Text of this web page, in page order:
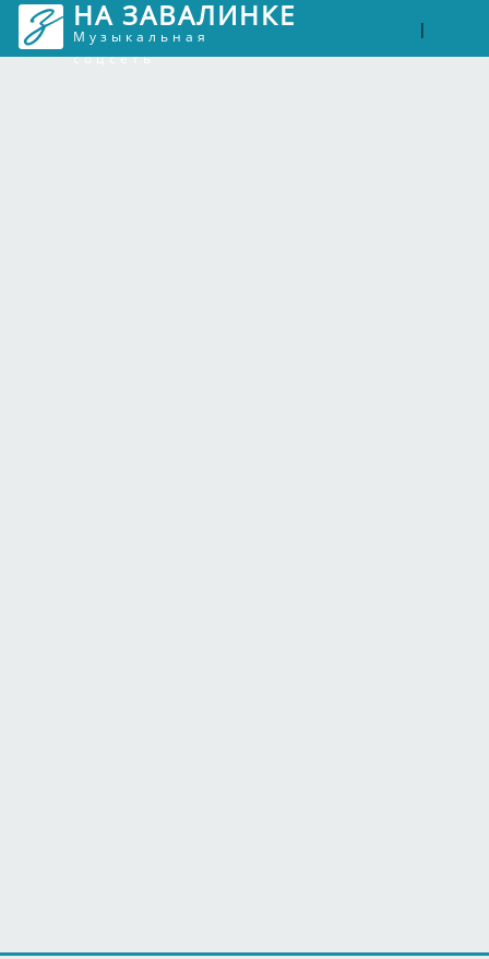
НА ЗАВАЛИНКЕ
Музыкальная
соцсеть
|